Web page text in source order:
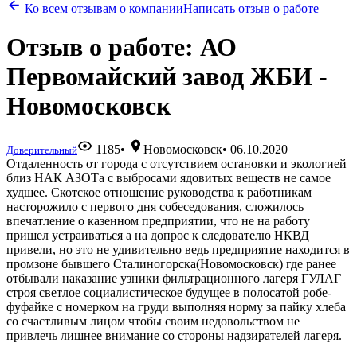
Ко всем отзывам о компанииНаписать отзыв о работе
Отзыв о работе: АО
Первомайский завод ЖБИ -
Новомосковск
Доверительный 1185• Новомосковск•06.10.2020
Отдаленность от города с отсутствием остановки и экологией
близ НАК АЗОТа с выбросами ядовитых веществ не самое
худшее. Скотское отношение руководства к работникам
насторожило с первого дня собеседования, сложилось
впечатление о казенном предприятии, что не на работу
пришел устраиваться а на допрос к следователю НКВД
привели, но это не удивительно ведь предприятие находится в
промзоне бывшего Сталиногорска(Новомосковск) где ранее
отбывали наказание узники фильтрационного лагеря ГУЛАГ
строя светлое социалистическое будущее в полосатой робе-
фуфайке с номерком на груди выполняя норму за пайку хлеба
со счастливым лицом чтобы своим недовольством не
привлечь лишнее внимание со стороны надзирателей лагеря.